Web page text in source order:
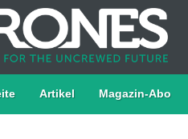
Artikel Magazin-Abo